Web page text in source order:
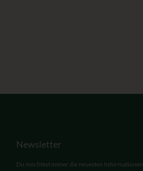
Newsletter
Du möchtest immer die neuesten Informationen